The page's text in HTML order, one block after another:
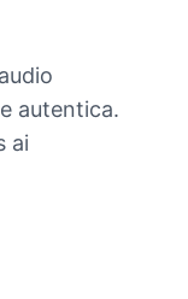
autentica.
ai